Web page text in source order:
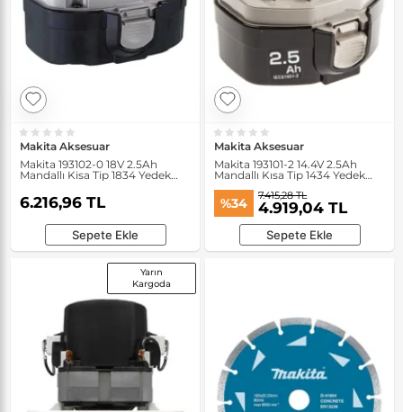
Makita Aksesuar
Makita 193102-0 18V 2.5Ah
Mandallı Kisa Tip 1834 Yedek
6.216,96 TL
Sepete Ekle
Makita Aksesuar
Makita 193101-2 14.4V 2.5Ah
Mandallı Kısa Tip 1434 Yedek
%34 7.415,28 TL
4.919,04 TL
Sepete Ekle
Yarın
Kargoda